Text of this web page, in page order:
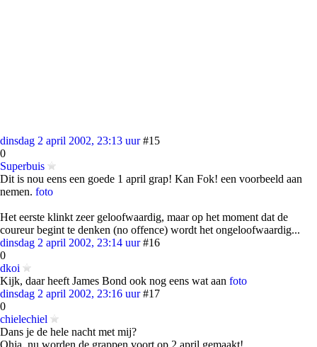
dinsdag 2 april 2002, 23:13 uur #15
0
Superbuis
Dit is nou eens een goede 1 april grap! Kan Fok! een voorbeeld aan
nemen. foto
Het eerste klinkt zeer geloofwaardig, maar op het moment dat de
coureur begint te denken (no offence) wordt het ongeloofwaardig...
dinsdag 2 april 2002, 23:14 uur #16
0
dkoi
Kijk, daar heeft James Bond ook nog eens wat aan foto
dinsdag 2 april 2002, 23:16 uur #17
0
chielechiel
Dans je de hele nacht met mij?
Ohja, nu worden de grappen voort op 2 april gemaakt!